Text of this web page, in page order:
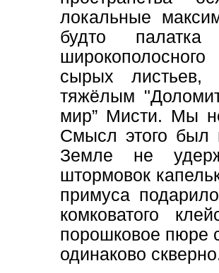
локальные
будто
сырых листьев,
тяжёлым
мир” Мисти. Мы
Cмысл этого был
Земле не
штормовок
примуса
комковатого
порошковое пюре
одинаково